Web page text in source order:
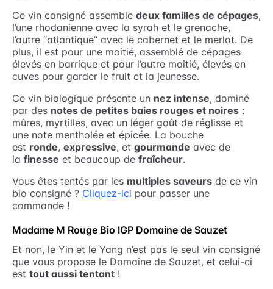
Ce vin consigné assemble deux familles de cépages,
l’une rhodanienne avec la syrah et le grenache,
l’autre “atlantique” avec le cabernet et le merlot. De
plus, il est pour une moitié, assemblé de cépages
élevés en barrique et pour l’autre moitié, élevés en
cuves pour garder le fruit et la jeunesse.
Ce vin biologique présente un nez intense, dominé
par des notes de petites baies rouges et noires :
mûres, myrtilles, avec un léger goût de réglisse et
une note mentholée et épicée. La bouche
est ronde, expressive, et gourmande avec de
la finesse et beaucoup de fraîcheur.
Vous êtes tentés par les multiples saveurs de ce vin
bio consigné ? Cliquez-ici pour passer une
commande !
Madame M Rouge Bio IGP Domaine de Sauzet
Et non, le Yin et le Yang n’est pas le seul vin consigné
que vous propose le Domaine de Sauzet, et celui-ci
est tout aussi tentant !